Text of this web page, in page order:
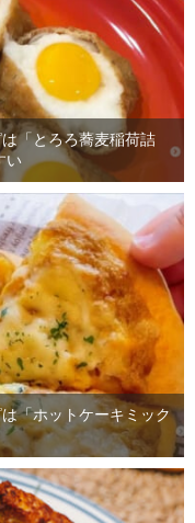
「とろろ蕎麦稲荷詰
い
「ホットケーキミック